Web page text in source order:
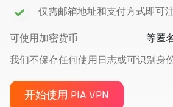
仅需邮箱地址和支付方式即可注
可使用加密货币
等匿
我们不保存任何使用日志或可识别身
开始使用 PIA VPN